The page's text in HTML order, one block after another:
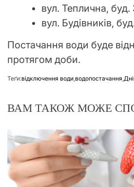
вул. Теплична, буд.
вул. Будівників,
Постачання води буде
протягом доби.
Теґи:відключення води водопостачання
ВАМ ТАКОЖ МОЖЕ